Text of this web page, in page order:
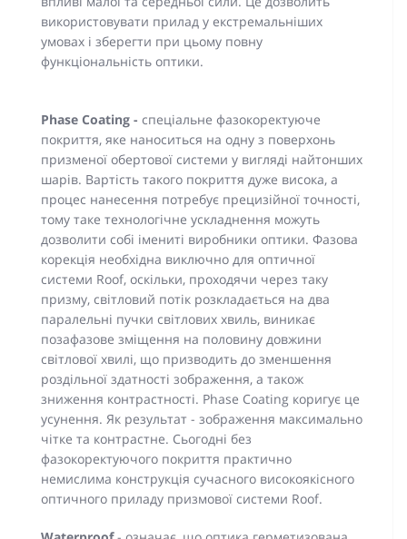
використовувати прилад у екстремальніших
умовах і зберегти при цьому повну
функціональність оптики.
Phase Coating - спеціальне фазокоректуюче
покриття, яке наноситься на одну з поверхонь
призменої обертової системи у вигляді найтонших
шарів. Вартість такого покриття дуже висока, а
процес нанесення потребує прецизійної точності,
тому таке технологічне ускладнення можуть
дозволити собі імениті виробники оптики. Фазова
корекція необхідна виключно для оптичної
системи Roof, оскільки, проходячи через таку
призму, світловий потік розкладається на два
паралельні пучки світлових хвиль, виникає
позафазове зміщення на половину довжини
світлової хвилі, що призводить до зменшення
роздільної здатності зображення, а також
зниження контрастності. Phase Coating коригує це
усунення. Як результат - зображення максимально
чітке та контрастне. Сьогодні без
фазокоректуючого покриття практично
немислима конструкція сучасного високоякісного
оптичного приладу призмової системи Roof.